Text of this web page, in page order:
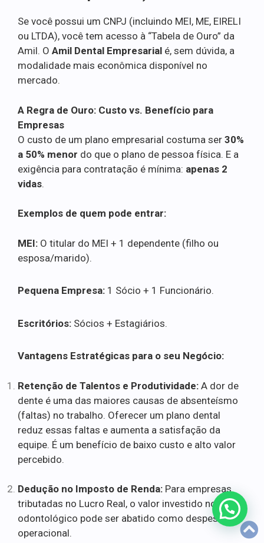
Se você possui um CNPJ (incluindo MEI, ME, EIRELI
ou LTDA), você tem acesso à “Tabela de Ouro” da
Amil. O Amil Dental Empresarial é, sem dúvida, a
modalidade mais econômica disponível no
mercado.
A Regra de Ouro: Custo vs. Benefício para
Empresas
O custo de um plano empresarial costuma ser 30%
a 50% menor do que o plano de pessoa física. E a
exigência para contratação é mínima: apenas 2
vidas.
Exemplos de quem pode entrar:
MEI: O titular do MEI + 1 dependente (filho ou
esposa/marido).
Pequena Empresa: 1 Sócio + 1 Funcionário.
Escritórios: Sócios + Estagiários.
Vantagens Estratégicas para o seu Negócio:
Retenção de Talentos e Produtividade: A dor de
dente é uma das maiores causas de absenteísmo
(faltas) no trabalho. Oferecer um plano dental
reduz essas faltas e aumenta a satisfação da
equipe. É um benefício de baixo custo e alto valor
percebido.
Dedução no Imposto de Renda: Para empresas
tributadas no Lucro Real, o valor investido no plano
odontológico pode ser abatido como despesa
operacional.